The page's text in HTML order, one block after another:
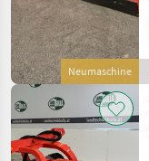
Neumaschine